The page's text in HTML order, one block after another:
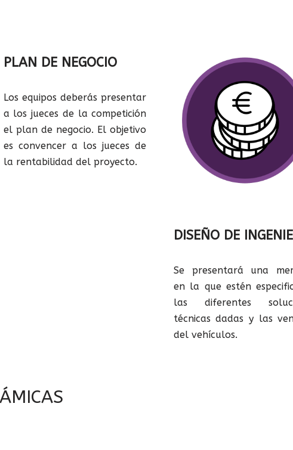
PLAN DE NEGOCIO
Los equipos deberás presentar
a los jueces de la competición
el plan de negocio. El objetivo
es convencer a los jueces de
la rentabilidad del proyecto.
DISEÑO DE
Se presentará una
en la que estén
las diferentes
técnicas dadas y las
del vehículos.